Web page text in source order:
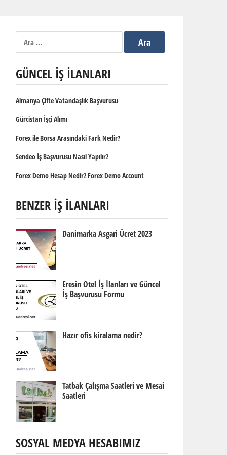
GÜNCEL İŞ İLANLARI
Almanya Çifte Vatandaşlık Başvurusu
Gürcistan İşçi Alımı
Forex ile Borsa Arasındaki Fark Nedir?
Sendeo İş Başvurusu Nasıl Yapılır?
Forex Demo Hesap Nedir? Forex Demo Account
BENZER İŞ İLANLARI
Danimarka Asgari Ücret 2023
Eresin Otel İş İlanları ve Güncel
İş Başvurusu Formu
Hazır ofis kiralama nedir?
Tatbak Çalışma Saatleri ve Mesai
Saatleri
SOSYAL MEDYA HESABIMIZ